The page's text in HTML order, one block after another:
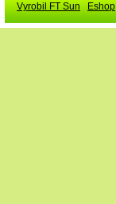
Vyrobil FT Sun Eshop